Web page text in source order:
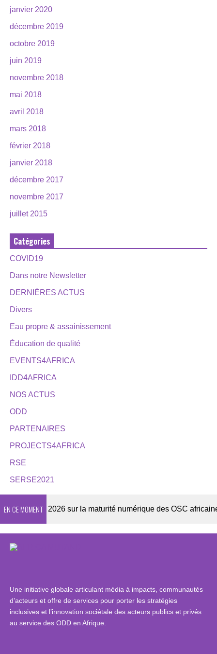
janvier 2020
décembre 2019
octobre 2019
juin 2019
novembre 2018
mai 2018
avril 2018
mars 2018
février 2018
janvier 2018
décembre 2017
novembre 2017
juillet 2015
Catégories
COVID19
Dans notre Newsletter
DERNIÈRES ACTUS
Divers
Eau propre & assainissement
Éducation de qualité
EVENTS4AFRICA
IDD4AFRICA
NOS ACTUS
ODD
PARTENAIRES
PROJECTS4AFRICA
RSE
SERSE2021
EN CE MOMENT2026 sur la maturité numérique des OSC africaines
Une initiative globale articulant média à impacts, communautés
d’acteurs et offre de services pour porter les stratégies
inclusives et l’innovation sociétale des acteurs publics et privés
au service des ODD en Afrique.